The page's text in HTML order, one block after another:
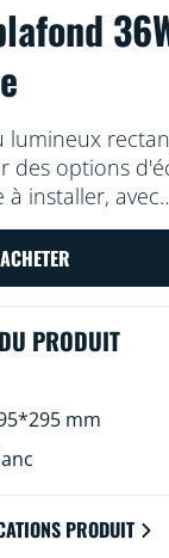
lumineux
des options
à installer, avec
lumineuse et
moderne.
PRODUIT
mm
PRODUIT